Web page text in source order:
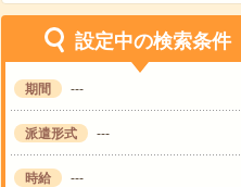
設定中の検索条件
期間 ---
派遣形式 ---
時給 ---